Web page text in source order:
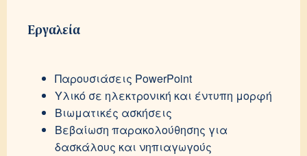
Εργαλεία
Παρουσιάσεις PowerPoint
Υλικό σε ηλεκτρονική και έντυπη μορφή
Βιωματικές ασκήσεις
Βεβαίωση παρακολούθησης για
δασκάλους και νηπιαγωγούς